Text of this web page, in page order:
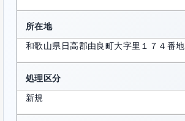
所在地
和歌山県日高郡由良町大字里１７４番地
処理区分
新規